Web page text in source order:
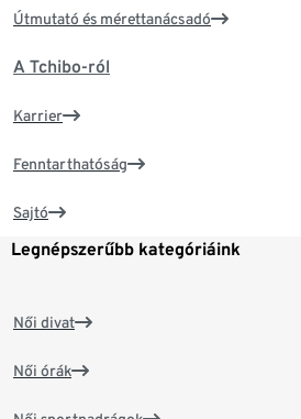
Útmutató és mérettanácsadó
A Tchibo-ról
Karrier
Fenntarthatóság
Sajtó
Legnépszerűbb kategóriáink
Női divat
Női órák